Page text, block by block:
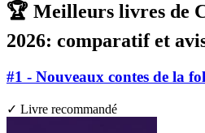
🏆 Meilleurs livres de
2026: comparatif et
#1 - Nouveaux contes de la
✓ Livre recommandé